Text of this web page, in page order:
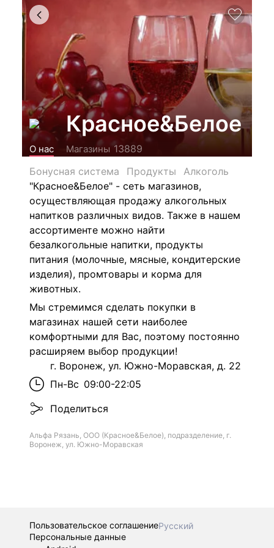
Красное&Белое
О нас Магазины 13889
Бонусная система
Продукты
Алкоголь
"Красное&Белое" - сеть магазинов,
осуществляющая продажу алкогольных
напитков различных видов. Также в нашем
ассортименте можно найти
безалкогольные напитки, продукты
питания (молочные, мясные, кондитерские
изделия), промтовары и корма для
животных.
Мы стремимся сделать покупки в
магазинах нашей сети наиболее
комфортными для Вас, поэтому постоянно
расширяем выбор продукции!
г. Воронеж, ул. Южно-Моравская, д. 22
Пн-Вс 09:00-22:05
Поделиться
Альфа Рязань, ООО (Красное&Белое), подразделение, г.
Воронеж, ул. Южно-Моравская
Пользовательское соглашениеРусский
Персональные данные